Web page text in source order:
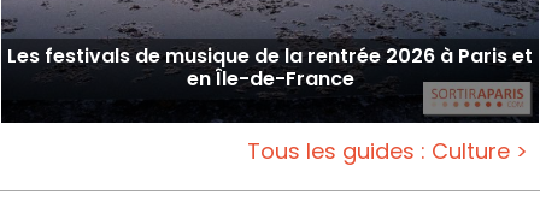
Les festivals de musique de la rentrée 2026 à Paris et
en Île-de-France
Tous les guides : Culture >